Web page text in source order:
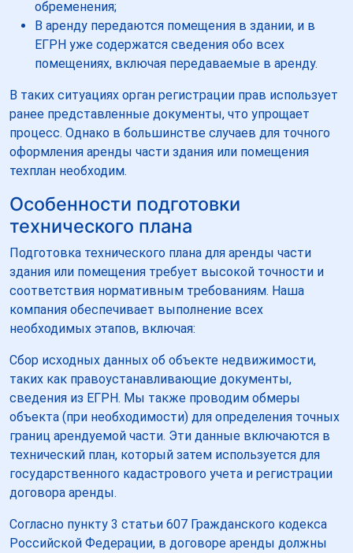
обременения;
В аренду передаются помещения в здании, и в
ЕГРН уже содержатся сведения обо всех
помещениях, включая передаваемые в аренду.
В таких ситуациях орган регистрации прав использует
ранее представленные документы, что упрощает
процесс. Однако в большинстве случаев для точного
оформления аренды части здания или помещения
техплан необходим.
Особенности подготовки
технического плана
Подготовка технического плана для аренды части
здания или помещения требует высокой точности и
соответствия нормативным требованиям. Наша
компания обеспечивает выполнение всех
необходимых этапов, включая:
Сбор исходных данных об объекте недвижимости,
таких как правоустанавливающие документы,
сведения из ЕГРН. Мы также проводим обмеры
объекта (при необходимости) для определения точных
границ арендуемой части. Эти данные включаются в
технический план, который затем используется для
государственного кадастрового учета и регистрации
договора аренды.
Согласно пункту 3 статьи 607 Гражданского кодекса
Российской Федерации, в договоре аренды должны